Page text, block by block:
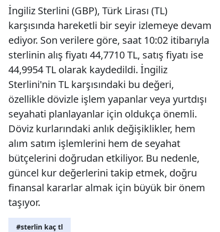
İngiliz Sterlini (GBP), Türk Lirası (TL)
karşısında hareketli bir seyir izlemeye devam
ediyor. Son verilere göre, saat 10:02 itibarıyla
sterlinin alış fiyatı 44,7710 TL, satış fiyatı ise
44,9954 TL olarak kaydedildi. İngiliz
Sterlini'nin TL karşısındaki bu değeri,
özellikle dövizle işlem yapanlar veya yurtdışı
seyahati planlayanlar için oldukça önemli.
Döviz kurlarındaki anlık değişiklikler, hem
alım satım işlemlerini hem de seyahat
bütçelerini doğrudan etkiliyor. Bu nedenle,
güncel kur değerlerini takip etmek, doğru
finansal kararlar almak için büyük bir önem
taşıyor.
#sterlin kaç tl